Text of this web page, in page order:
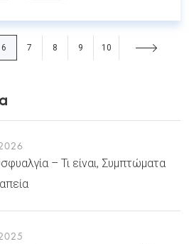
6 7 8 9 10
– Τι είναι, Συμπτώματα